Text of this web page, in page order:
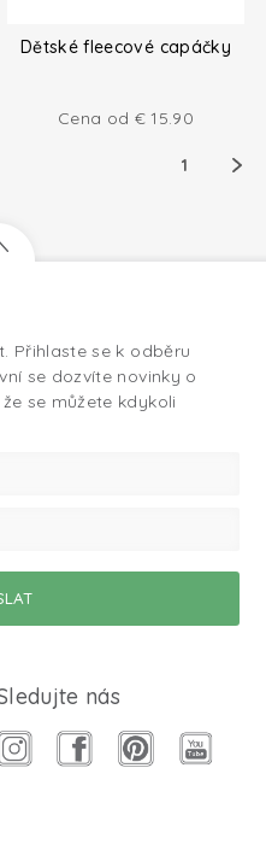
Dětské fleecové capáčky
Cena od € 15.90
1
Přihlaste se k odběru
se dozvíte novinky o
se můžete kdykoli
nás